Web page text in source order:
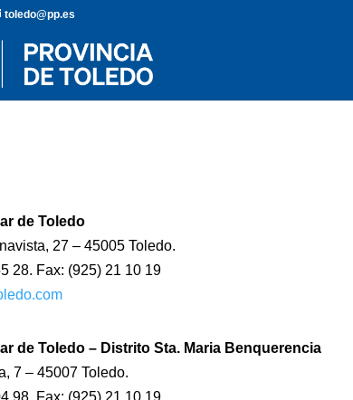
toledo@pp.es
de Toledo
27 – 45005 Toledo.
28. Fax: (925) 21 10 19
de Toledo – Distrito Sta. Maria Benquerencia
7 – 45007 Toledo.
98. Fax: (925) 21 10 19